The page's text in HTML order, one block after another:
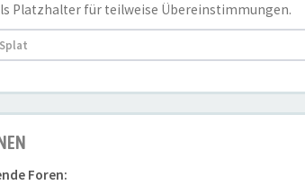
Platzhalter für teilweise Übereinstimmungen.
Foren: